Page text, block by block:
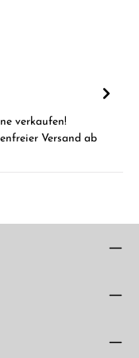
verkaufen!
Versand ab